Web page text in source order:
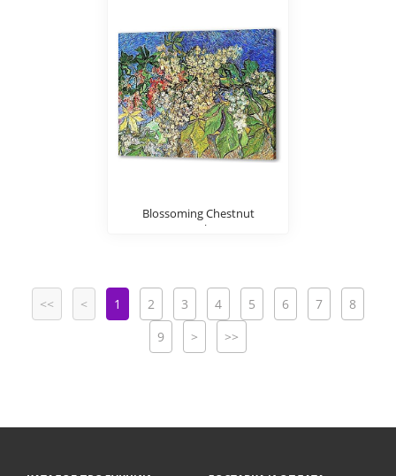
Blossoming Chestnut
Branches
<< < 1 2 3 4 5 6 7
8
9
> >>